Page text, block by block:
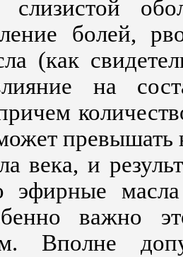
слизистой
болей,
(как
на
века, и
эфирные
важно
Вполне